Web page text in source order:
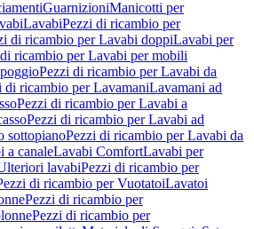
GuarnizioniManicotti per
LavabiPezzi di ricambio per
di ricambio per Lavabi doppiLavabi per
ricambio per Lavabi per mobili
Pezzi di ricambio per Lavabi da
di ricambio per LavamaniLavamani ad
Pezzi di ricambio per Lavabi a
Pezzi di ricambio per Lavabi ad
sottopianoPezzi di ricambio per Lavabi da
a canaleLavabi ComfortLavabi per
lavabiPezzi di ricambio per
di ricambio per VuotatoiLavatoi
Pezzi di ricambio per
Pezzi di ricambio per